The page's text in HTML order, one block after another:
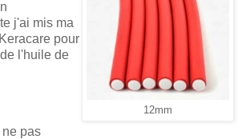
12mm
j'ai mis ma
pour
l'huile de
pas